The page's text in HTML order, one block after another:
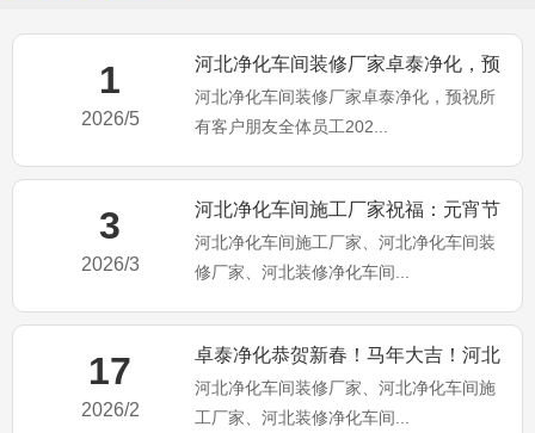
1
2026/5
河北净化车间装修厂家卓泰净化，预
祝所有客户朋友全体员工20
河北净化车间装修厂家卓泰净化，预祝所
有客户朋友全体员工202...
3
2026/3
河北净化车间施工厂家祝福：元宵节
快乐！马年大吉！
河北净化车间施工厂家、河北净化车间装
修厂家、河北装修净化车间...
17
2026/2
卓泰净化恭贺新春！马年大吉！河北
净化车间装修施工厂家
河北净化车间装修厂家、河北净化车间施
工厂家、河北装修净化车间...